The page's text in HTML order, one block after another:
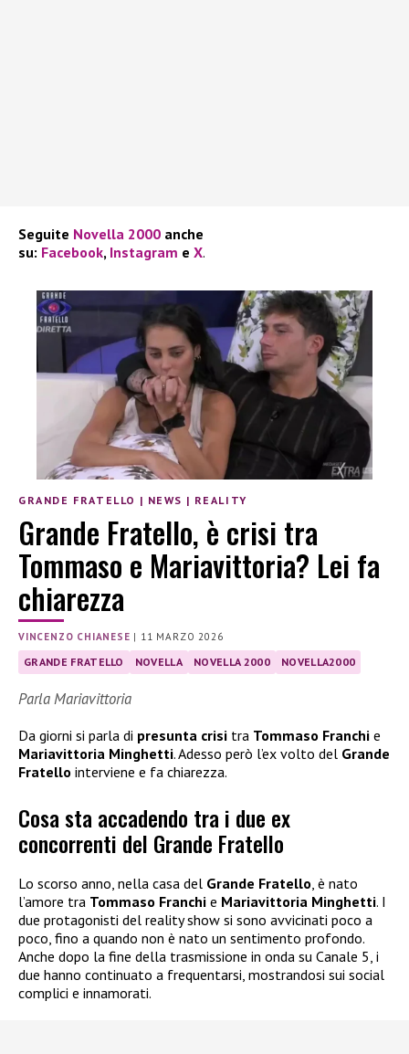
Seguite Novella 2000 anche
su: Facebook, Instagram e X.
GRANDE FRATELLO | NEWS | REALITY
Grande Fratello, è crisi tra
Tommaso e Mariavittoria? Lei fa
chiarezza
VINCENZO CHIANESE | 11 MARZO 2026
GRANDE FRATELLO NOVELLA NOVELLA 2000 NOVELLA2000
Parla Mariavittoria
Da giorni si parla di presunta crisi tra Tommaso Franchi e
Mariavittoria Minghetti. Adesso però l’ex volto del Grande
Fratello interviene e fa chiarezza.
Cosa sta accadendo tra i due ex
concorrenti del Grande Fratello
Lo scorso anno, nella casa del Grande Fratello, è nato
l’amore tra Tommaso Franchi e Mariavittoria Minghetti. I
due protagonisti del reality show si sono avvicinati poco a
poco, fino a quando non è nato un sentimento profondo.
Anche dopo la fine della trasmissione in onda su Canale 5, i
due hanno continuato a frequentarsi, mostrandosi sui social
complici e innamorati.